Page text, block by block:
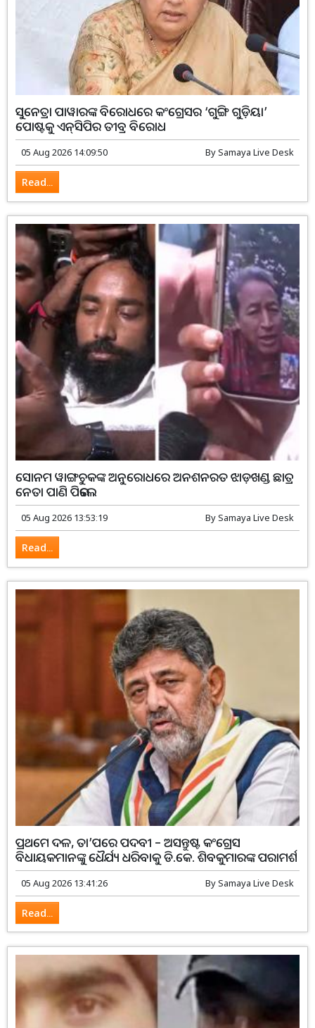
ସୁନେତ୍ରା ପାୱାରଙ୍କ ବିରୋଧରେ କଂଗ୍ରେସର ‘ଗୁଙ୍ଗି ଗୁଡ଼ିୟା’
ପୋଷ୍ଟକୁ ଏନ୍‌ସିପିର ତୀବ୍ର ବିରୋଧ
05 Aug 2026 14:09:50 BySamaya Live Desk
Read...
ସୋନମ ୱାଙ୍ଗଚୁକଙ୍କ ଅନୁରୋଧରେ ଅନଶନରତ ଝାଡ଼ଖଣ୍ଡ ଛାତ୍ର
ନେତା ପାଣି ପିଇଲେ
05 Aug 2026 13:53:19 BySamaya Live Desk
Read...
ପ୍ରଥମେ ଦଳ, ତା’ପରେ ପଦବୀ – ଅସନ୍ତୁଷ୍ଟ କଂଗ୍ରେସ
ବିଧାୟକମାନଙ୍କୁ ଧୈର୍ଯ୍ୟ ଧରିବାକୁ ଡି.କେ. ଶିବକୁମାରଙ୍କ ପରାମର୍ଶ
05 Aug 2026 13:41:26 BySamaya Live Desk
Read...